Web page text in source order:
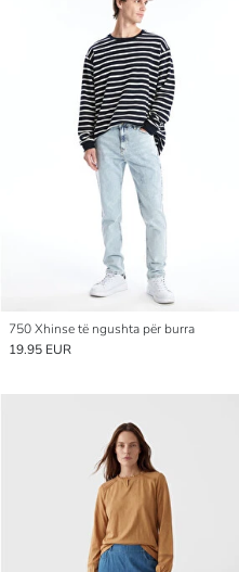
750 Xhinse të ngushta për burra
19.95 EUR